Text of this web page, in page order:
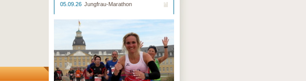
05.09.26 Jungfrau-Marathon